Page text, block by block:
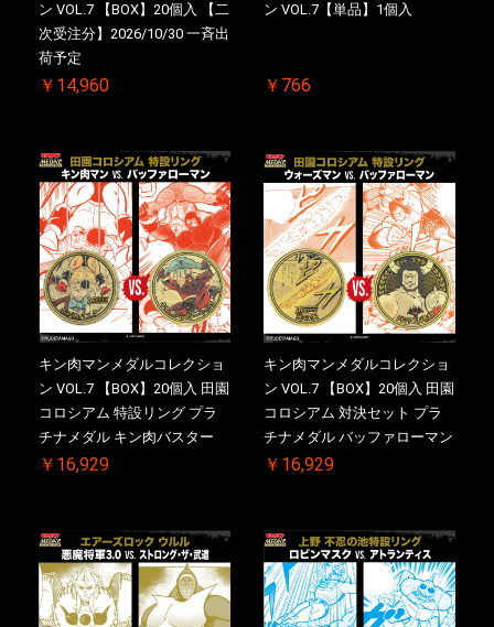
ン VOL.7 【BOX】20個入 【二
次受注分】2026/10/30 一斉出
荷予定
￥14,960
ン VOL.7【単品】1個入
￥766
キン肉マンメダルコレクショ
ン VOL.7 【BOX】20個入 田園
コロシアム 特設リング プラ
チナメダル キン肉バスター
VS. キン肉バスターやぶり ケ
【二次受注分】2026/10/30 一
斉出荷予定
￥16,929
キン肉マンメダルコレクショ
ン VOL.7 【BOX】20個入 田園
コロシアム 対決セット プラ
チナメダル バッファローマン
2.0 顎髭 Ver. VS. 光の矢 ケー
【二次受注分】2026/10/30 一
斉出荷予定
￥16,929